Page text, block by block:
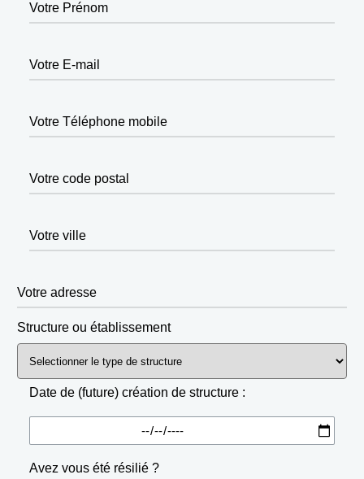
Votre Prénom
Votre E-mail
Votre Téléphone mobile
Votre code postal
Votre ville
Votre adresse
Structure ou établissement
Date de (future) création de structure :
Avez vous été résilié ?